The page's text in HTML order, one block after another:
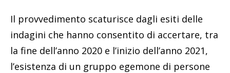
Il provvedimento scaturisce dagli esiti delle
indagini che hanno consentito di accertare, tra
la fine dell’anno 2020 e l’inizio dell’anno 2021,
l’esistenza di un gruppo egemone di persone